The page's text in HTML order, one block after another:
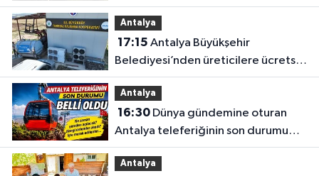
Antalya
17:15
Belediyesi’nden üreticilere ücretsiz
destek
Antalya
16:30Dünya gündemine oturan
Antalya teleferiğinin son durumu
belli oldu
Antalya